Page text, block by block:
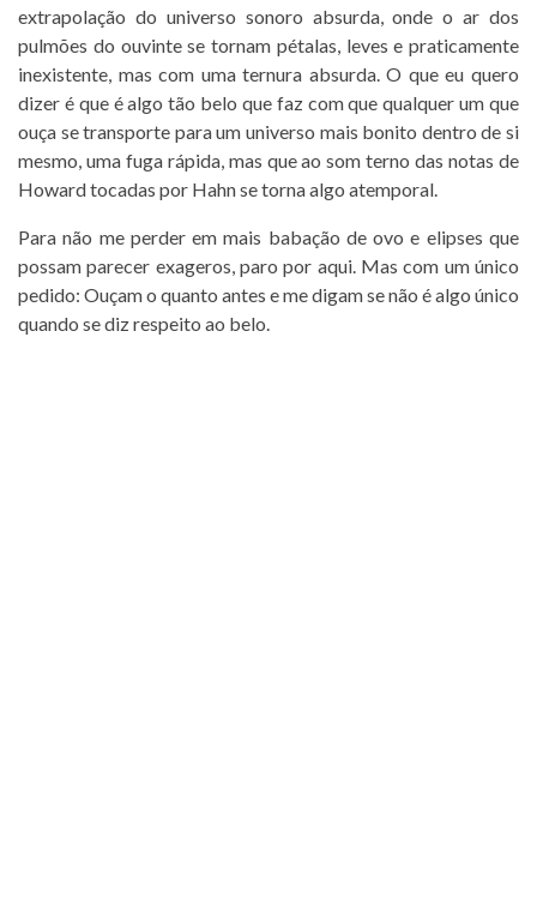
extrapolação do universo sonoro absurda, onde o ar dos
pulmões do ouvinte se tornam pétalas, leves e praticamente
inexistente, mas com uma ternura absurda. O que eu quero
dizer é que é algo tão belo que faz com que qualquer um que
ouça se transporte para um universo mais bonito dentro de si
mesmo, uma fuga rápida, mas que ao som terno das notas de
Howard tocadas por Hahn se torna algo atemporal.
Para não me perder em mais babação de ovo e elipses que
possam parecer exageros, paro por aqui. Mas com um único
pedido: Ouçam o quanto antes e me digam se não é algo único
quando se diz respeito ao belo.